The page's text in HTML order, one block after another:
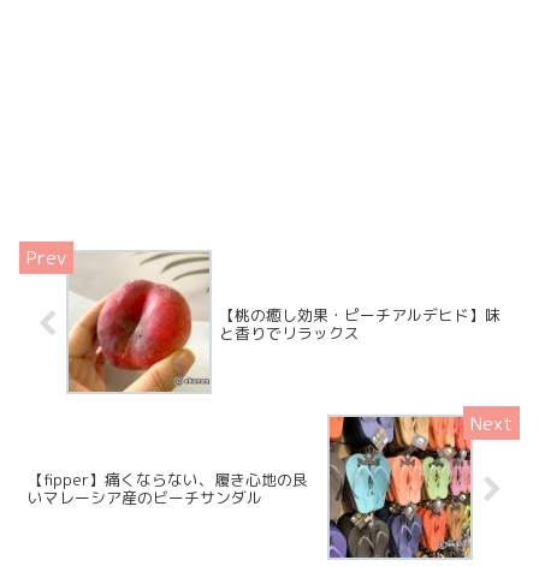
【桃の癒し効果・ピーチアルデヒド】味
と香りでリラックス
【fipper】痛くならない、履き心地の良
いマレーシア産のビーチサンダル